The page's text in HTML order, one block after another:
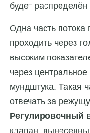
будет
Одна часть потока
проходить через
высоким
через
мундштука. Такая
отвечать за
Регулировочный
клапан,